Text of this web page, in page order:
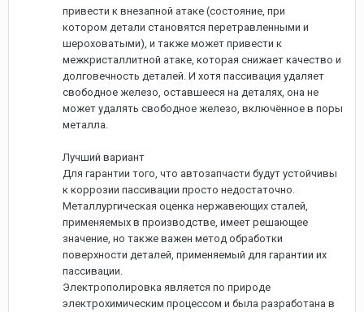
привести к внезапной атаке (состояние, при
котором детали становятся перетравленными и
шероховатыми), и также может привести к
межкристаллитной атаке, которая снижает качество и
долговечность деталей. И хотя пассивация удаляет
свободное железо, оставшееся на деталях, она не
может удалять свободное железо, включённое в поры
металла.
Лучший вариант
Для гарантии того, что автозапчасти будут устойчивы
к коррозии пассивации просто недостаточно.
Металлургическая оценка нержавеющих сталей,
применяемых в производстве, имеет решающее
значение, но также важен метод обработки
поверхности деталей, применяемый для гарантии их
пассивации.
Электрополировка является по природе
электрохимическим процессом и была разработана в